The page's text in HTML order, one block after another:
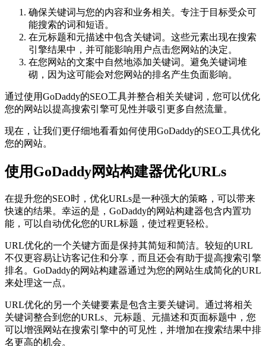
确保关键词与您的内容和业务相关。专注于目标受众可
能搜索的词和短语。
在元标题和元描述中包含关键词。这些元素出现在搜索
引擎结果中，并可能影响用户点击您网站的决定。
在您网站的文案中自然地添加关键词。避免关键词堆
砌，因为这可能会对您网站的排名产生负面影响。
通过使用GoDaddy的SEO工具并整合相关关键词，您可以优化
您的网站以提高搜索引擎可见性并吸引更多自然流量。
现在，让我们更仔细地看看如何使用GoDaddy的SEO工具优化
您的网站。
使用GoDaddy网站构建器优化URLs
在提升您的SEO时，优化URLs是一种强大的策略，可以带来
快速的结果。幸运的是，GoDaddy的网站构建器包含内置功
能，可以自动优化您的URL标题，使过程更轻松。
URL优化的一个关键方面是保持其简短和简洁。较短的URL
不仅更容易让访客记住和分享，而且还会有助于提高搜索引擎
排名。GoDaddy的网站构建器通过为您的网站生成简化的URL
来处理这一点。
URL优化的另一个关键要素是包含主要关键词。通过将相关
关键词整合到您的URLs、元标题、元描述和页面标题中，您
可以增强网站在搜索引擎中的可见性，并增加在搜索结果中排
名更高的机会。